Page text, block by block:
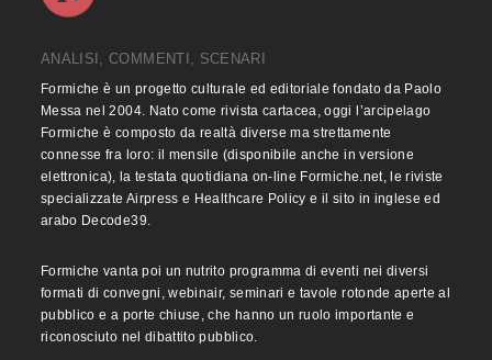
ANALISI, COMMENTI, SCENARI
Formiche è un progetto culturale ed editoriale fondato da Paolo
Messa nel 2004. Nato come rivista cartacea, oggi l’arcipelago
Formiche è composto da realtà diverse ma strettamente
connesse fra loro: il mensile (disponibile anche in versione
elettronica), la testata quotidiana on-line Formiche.net, le riviste
specializzate Airpress e Healthcare Policy e il sito in inglese ed
arabo Decode39.
Formiche vanta poi un nutrito programma di eventi nei diversi
formati di convegni, webinair, seminari e tavole rotonde aperte al
pubblico e a porte chiuse, che hanno un ruolo importante e
riconosciuto nel dibattito pubblico.